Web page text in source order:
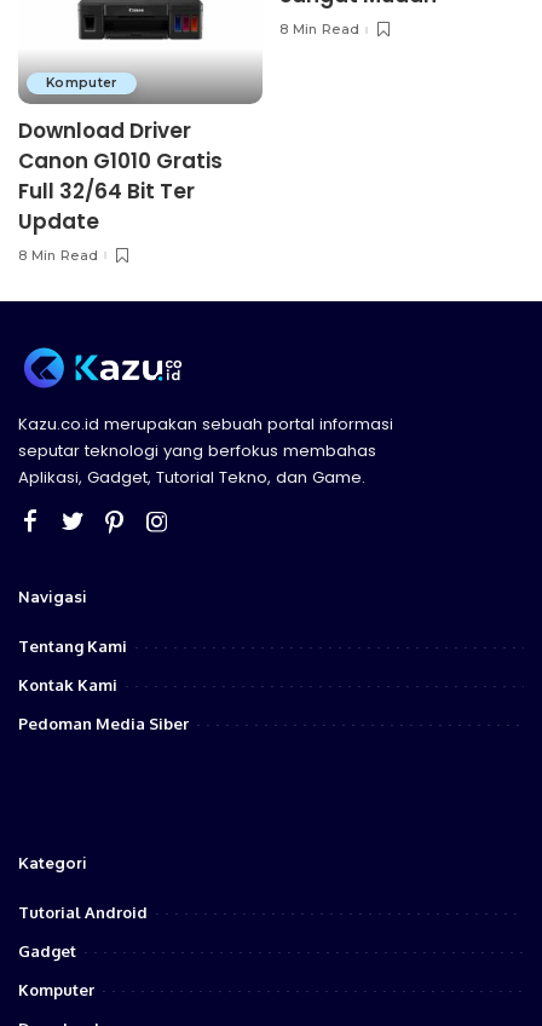
Komputer
Download Driver
Canon G1010 Gratis
Full 32/64 Bit Ter
Update
8 Min Read
8 Min Read
Kazu.co.id merupakan sebuah portal informasi
seputar teknologi yang berfokus membahas
Aplikasi, Gadget, Tutorial Tekno, dan Game.
Navigasi
Tentang Kami
Kontak Kami
Pedoman Media Siber
Kategori
Tutorial Android
Gadget
Komputer